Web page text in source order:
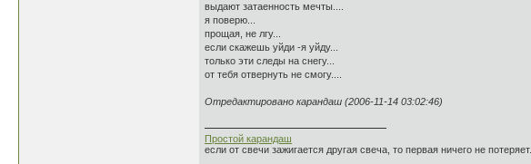
выдают затаенность мечты....
я поверю...
прощая, не лгу...
если скажешь уйди -я уйду...
только эти следы на снегу...
от тебя отвернуть не смогу....
Отредактировано карандаш (2006-11-14 03:02:46)
Простой карандаш
если от свечи зажигается другая свеча, то первая ничего не потеряет.